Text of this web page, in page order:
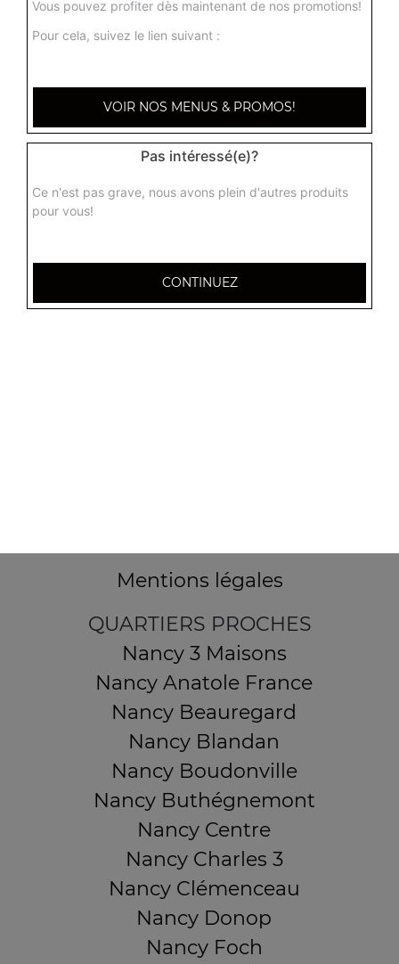
Boeuf ginger + riz
16.00€
Boeuf palak + riz
15.90€
Mentions légales
QUARTIERS PROCHES
Nancy 3 Maisons
Nancy Anatole France
Nancy Beauregard
Nancy Blandan
Nancy Boudonville
Nancy Buthégnemont
Nancy Centre
Nancy Charles 3
Nancy Clémenceau
Nancy Donop
Nancy Foch
Vous pouvez profiter dès maintenant de nos promotions!
Pour cela, suivez le lien suivant :
VOIR NOS MENUS & PROMOS!
Pas intéressé(e)?
Ce n'est pas grave, nous avons plein d'autres produits
pour vous!
CONTINUEZ